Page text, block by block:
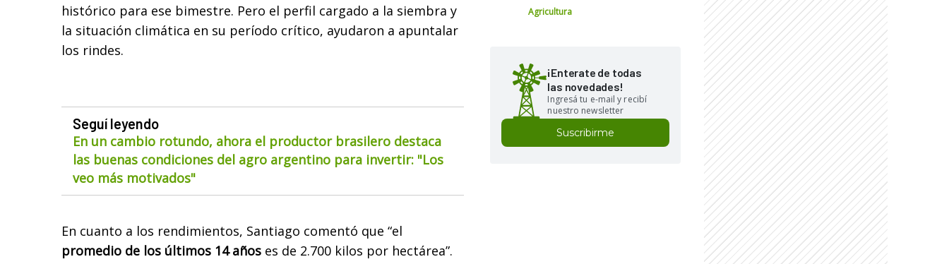
histórico para ese bimestre. Pero el perfil cargado a la siembra y
la situación climática en su período crítico, ayudaron a apuntalar
los rindes.
Seguí leyendo
En un cambio rotundo, ahora el productor brasilero destaca
las buenas condiciones del agro argentino para invertir: "Los
veo más motivados"
En cuanto a los rendimientos, Santiago comentó que “el
promedio de los últimos 14 años es de 2.700 kilos por hectárea”.
Agricultura
¡Enterate de todas
las novedades!
Ingresá tu e-mail y recibí
nuestro newsletter
Suscribirme